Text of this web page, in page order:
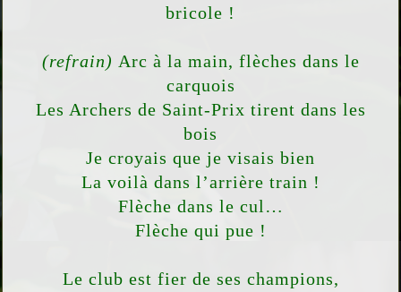
bricole !
(refrain) Arc à la main, flèches dans le
carquois
Les Archers de Saint-Prix tirent dans les
bois
Je croyais que je visais bien
La voilà dans l’arrière train !
Flèche dans le cul…
Flèche qui pue !
Le club est fier de ses champions,